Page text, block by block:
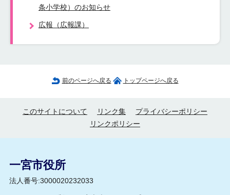
条小学校）のお知らせ
広報（広報課）
前のページへ戻る トップページへ戻る
このサイトについて リンク集
プライバシーポリシー
リンクポリシー
一宮市役所
法人番号:3000020232033